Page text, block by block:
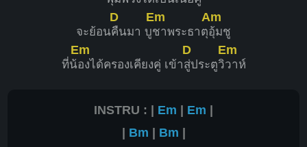
จะย้อน
D
คืนมา บู
Em
ชาพระธาตุ
Am
อุ้มชู
ที่น้
Em
องได้ครองเคียงคู่ เข้า
D
สู่ประตูวิ
Em
วาห์
INSTRU : | Em | Em |
| Bm | Bm |